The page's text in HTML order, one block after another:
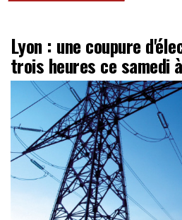
Lyon : une coupure
trois heures ce samedi